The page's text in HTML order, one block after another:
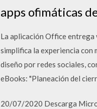
apps ofimáticas
La aplicación Office entrega
simplifica la experiencia con
diseño por redes sociales,
eBooks: "Planeación del
20/07/2020 Descarga